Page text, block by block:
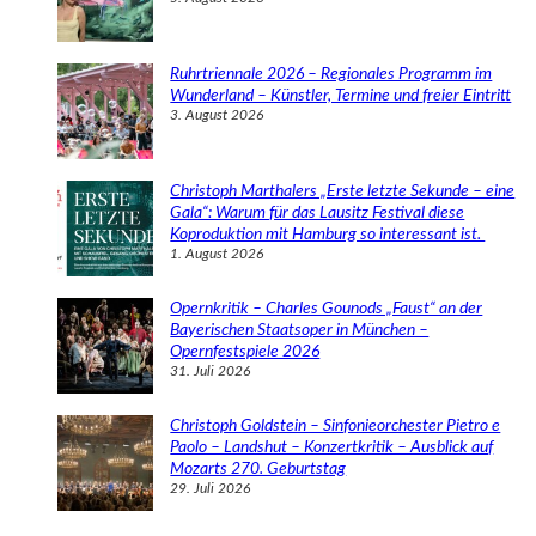
Ruhrtriennale 2026 – Regionales Programm im
Wunderland – Künstler, Termine und freier Eintritt
3. August 2026
Christoph Marthalers „Erste letzte Sekunde – eine
Gala“: Warum für das Lausitz Festival diese
Koproduktion mit Hamburg so interessant ist.
1. August 2026
Opernkritik – Charles Gounods „Faust“ an der
Bayerischen Staatsoper in München –
Opernfestspiele 2026
31. Juli 2026
Christoph Goldstein – Sinfonieorchester Pietro e
Paolo – Landshut – Konzertkritik – Ausblick auf
Mozarts 270. Geburtstag
29. Juli 2026